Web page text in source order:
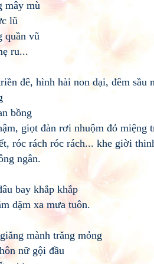
mây mù
lũ
quần vũ
ru...
đê, hình hài non dại, đêm sầu
bồng
giọt đàn rơi nhuộm đỏ miệng
róc rách róc rách... khe giời
ngân.
bay khắp khắp
dặm xa mưa tuôn.
mành trăng mỏng
nữ gội đầu